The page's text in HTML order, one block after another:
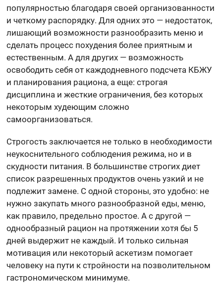
популярностью благодаря своей организованности
и четкому распорядку. Для одних это — недостаток,
лишающий возможности разнообразить меню и
сделать процесс похудения более приятным и
естественным. А для других — возможность
освободить себя от каждодневного подсчета КБЖУ
и планирования рациона, а еще: строгая
дисциплина и жесткие ограничения, без которых
некоторым худеющим сложно
самоорганизоваться.
Строгость заключается не только в необходимости
неукоснительного соблюдения режима, но и в
скудности питания. В большинстве строгих диет
список разрешенных продуктов очень узкий и не
подлежит замене. С одной стороны, это удобно: не
нужно закупать много разнообразной еды, меню,
как правило, предельно простое. А с другой —
однообразный рацион на протяжении хотя бы 5
дней выдержит не каждый. И только сильная
мотивация или некоторый аскетизм помогает
человеку на пути к стройности на позволительном
гастрономическом минимуме.